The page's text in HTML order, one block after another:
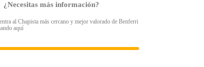
¿Necesitas más información?
al Chapista más cercano y mejor valorado de Benferri
aquí